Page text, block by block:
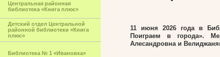
Центральная районная
библиотека «Книга плюс»
Детский отдел Центральной
районной библиотеки «Книга
плюс»
Библиотека № 1 «Ивановка»
11 июня 2026 года в
Поиграем в города».
Алесандровна и